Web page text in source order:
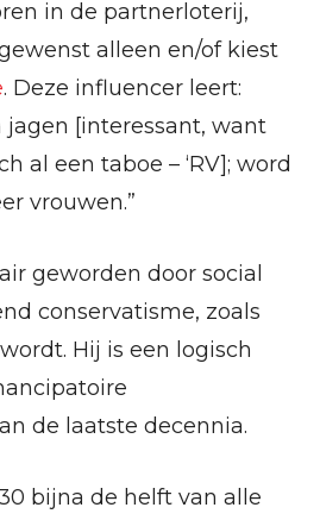
in de partnerloterij,
alleen en/of kiest
. Deze influencer leert:
jagen [interessant, want
al een taboe – ‘RV]; word
vrouwen.”
geworden door social
conservatisme, zoals
Hij is een logisch
de laatste decennia.
bijna de helft van alle